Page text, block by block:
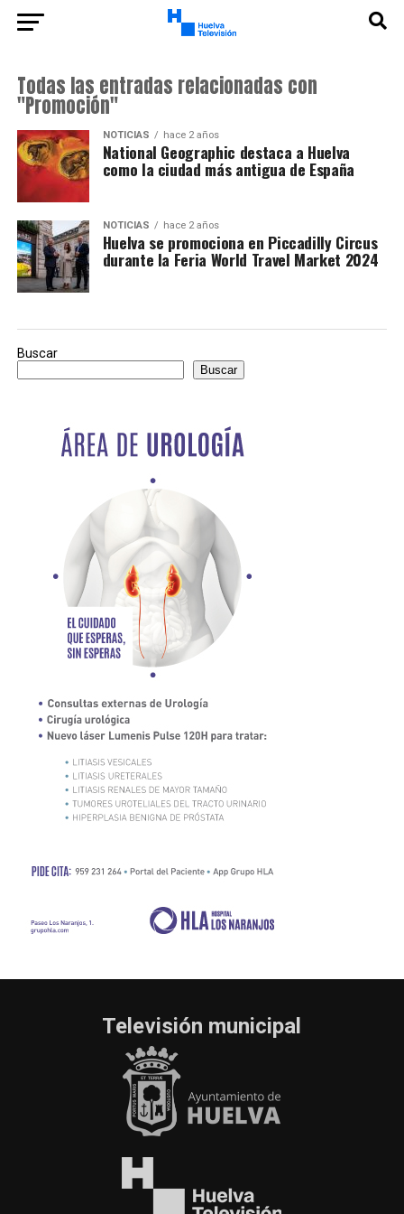
Todas las entradas relacionadas con
"Promoción"
NOTICIAS hace 2 años
National Geographic destaca a Huelva
como la ciudad más antigua de España
NOTICIAS hace 2 años
Huelva se promociona en Piccadilly Circus
durante la Feria World Travel Market 2024
Buscar
Buscar
Televisión municipal